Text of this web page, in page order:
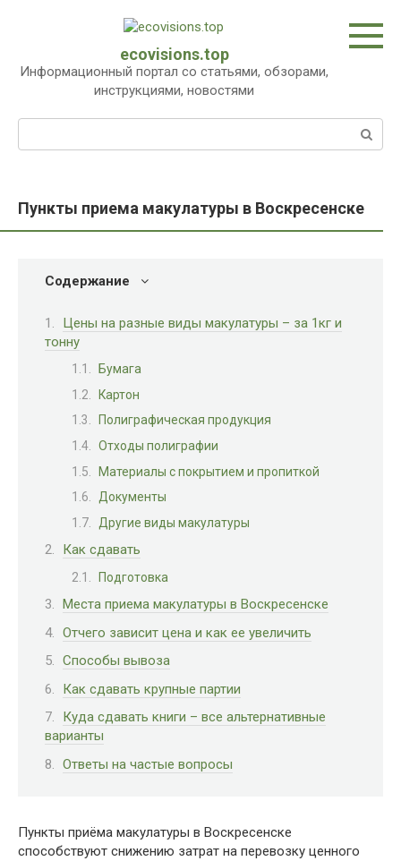
ecovisions.top
Информационный портал со статьями, обзорами,
инструкциями, новостями
Пункты приема макулатуры в Воскресенске
Содержание
Цены на разные виды макулатуры – за 1кг и
тонну
Бумага
Картон
Полиграфическая продукция
Отходы полиграфии
Материалы с покрытием и пропиткой
Документы
Другие виды макулатуры
Как сдавать
Подготовка
Места приема макулатуры в Воскресенске
Отчего зависит цена и как ее увеличить
Способы вывоза
Как сдавать крупные партии
Куда сдавать книги – все альтернативные
варианты
Ответы на частые вопросы
Пункты приёма макулатуры в Воскресенске
способствуют снижению затрат на перевозку ценного